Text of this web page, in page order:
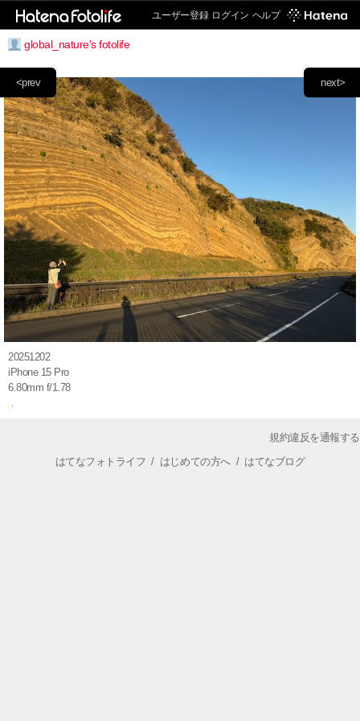
ユーザー登録 ログイン ヘルプ
global_nature's fotolife
next>
<prev
20251202
iPhone 15 Pro
6.80mm f/1.78
規約違反を通報する
はてなフォトライフ / はじめての方へ/ はてなブログ